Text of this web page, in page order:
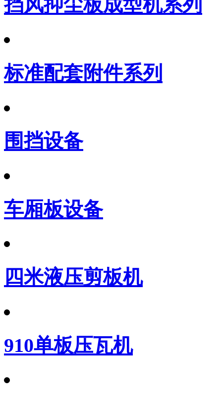
挡风抑尘板成型机系列
标准配套附件系列
围挡设备
车厢板设备
四米液压剪板机
910单板压瓦机